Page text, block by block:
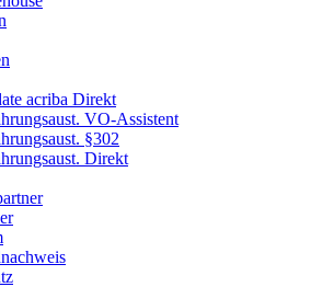
acriba Direkt
VO-Assistent
§302
Direkt